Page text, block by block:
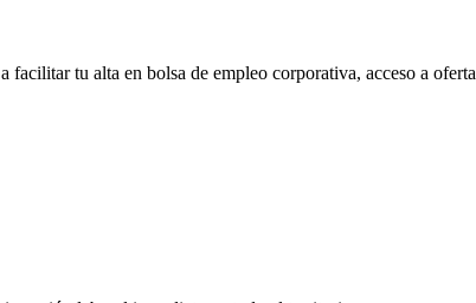
tu alta en bolsa de empleo corporativa, acceso a